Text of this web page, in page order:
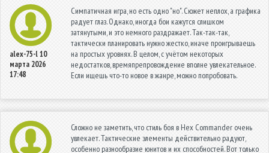
alex-75-l10
марта 2026
17:48
Симпатичная игра, но есть одно "но". Сюжет неплох, а графика
радует глаз. Однако, иногда бои кажутся слишком
затянутыми, и это немного раздражает. Так-так-так,
тактически планировать нужно жестко, иначе проигрываешь
на простых уровнях. В целом, с учётом некоторых
недостатков, времяпрепровождение вполне увлекательное.
Если ищешь что-то новое в жанре, можно попробовать.
Сложно не заметить, что стиль боя в Hex Commander очень
увлекает. Тактические элементы действительно радуют,
особенно разнообразие юнитов и их способностей. Вот только